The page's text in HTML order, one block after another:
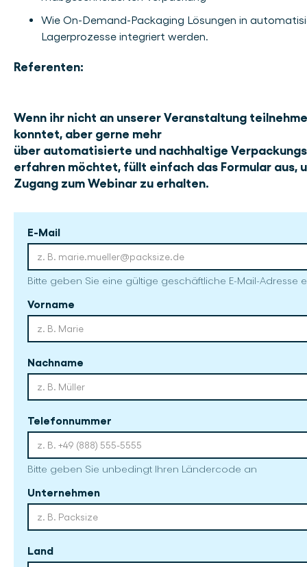
Wie On-Demand-Packaging Lösungen in
Lagerprozesse integriert werden.
Referenten:
Wenn ihr nicht an unserer Veranstaltung
konntet, aber gerne mehr
über automatisierte und nachhaltige
erfahren möchtet, füllt einfach das Formular aus,
Zugang zum Webinar zu erhalten.
E-Mail
Bitte geben Sie eine gültige geschäftliche E-Mail-Adresse
Vorname
Nachname
Telefonnummer
Bitte geben Sie unbedingt Ihren Ländercode an
Unternehmen
Land